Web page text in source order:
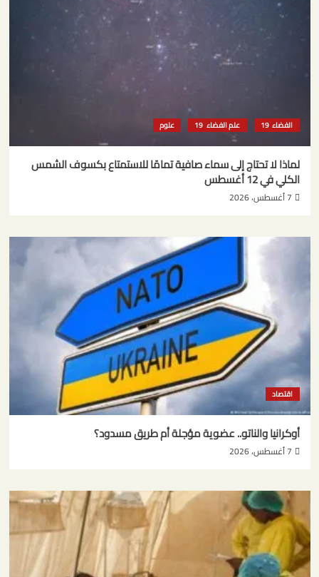
الفضاء علم الفضاء علوم
لماذا لا تحتاج إلى سماء صافية تمامًا للاستمتاع بكسوف الشمس
الكلي في 12 أغسطس
7 أغسطس، 2026
اقتصاد
أوكرانيا والناتو.. عضوية مؤجلة أم طريق مسدود؟
7 أغسطس، 2026